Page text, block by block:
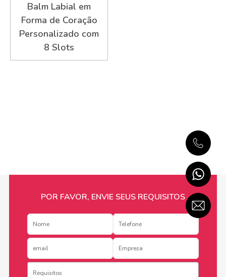
Balm Labial em
Forma de Coração
Personalizado com
8 Slots
POR FAVOR, ENVIE SEUS REQUISITOS